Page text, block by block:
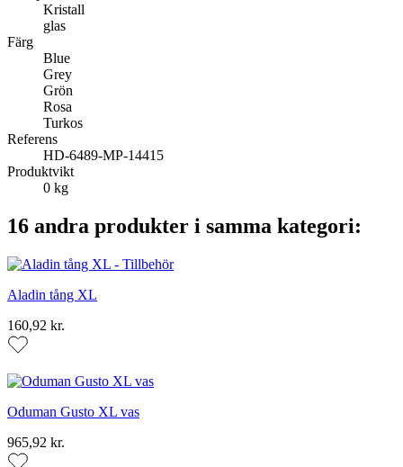
Kristall
glas
Färg
Blue
Grey
Grön
Rosa
Turkos
Referens
HD-6489-MP-14415
Produktvikt
0 kg
16 andra produkter i samma kategori:
Aladin tång XL
160,92 kr.
Oduman Gusto XL vas
965,92 kr.